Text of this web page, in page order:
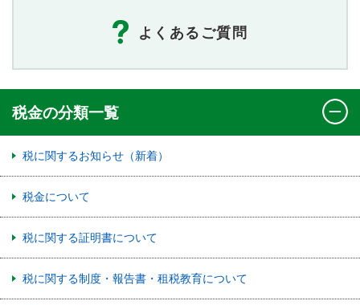
よくあるご質問
税金の分類一覧
税に関するお知らせ（新着）
税金について
税に関する証明書について
税に関する制度・報告書・租税教育について